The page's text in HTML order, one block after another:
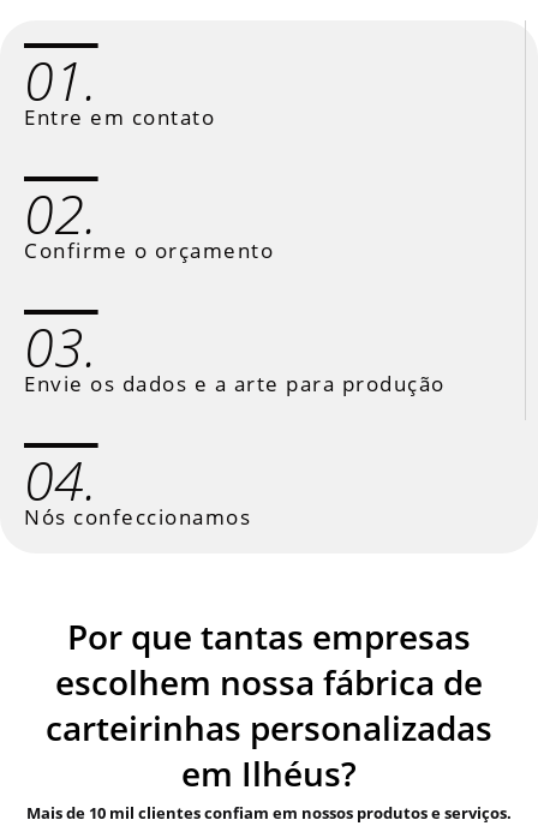
01.
Entre em contato
02.
Confirme o orçamento
03.
Envie os dados e a arte para produção
04.
Nós confeccionamos
Por que tantas empresas
escolhem nossa fábrica de
carteirinhas personalizadas
em Ilhéus?
Mais de 10 mil clientes confiam em nossos produtos e serviços.